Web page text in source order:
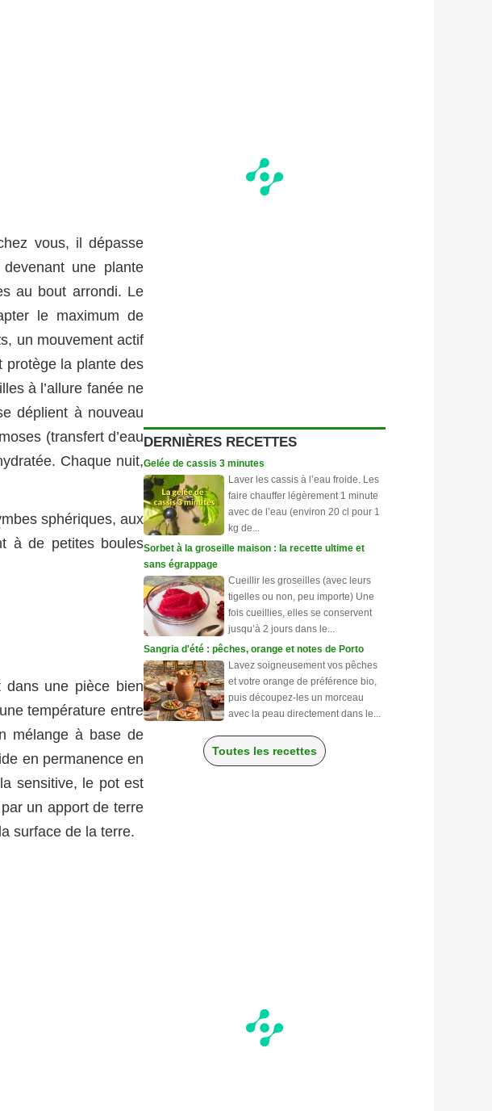
vous, il dépasse
une plante
au bout arrondi. Le
le maximum de
un mouvement actif
protège la plante des
à l’allure fanée ne
déplient à nouveau
(transfert d’eau
Chaque nuit,
sphériques, aux
à de petites boules
dans une pièce bien
température entre
mélange à base de
en permanence en
sensitive, le pot est
un apport de terre
surface de la terre.
DERNIÈRES RECETTES
Gelée de cassis 3 minutes
Laver les cassis à l’eau froide. Les
faire chauffer légèrement 1 minute
avec de l’eau (environ 20 cl pour 1
kg de...
Sorbet à la groseille maison : la recette ultime et
sans égrappage
Cueillir les groseilles (avec leurs
tigelles ou non, peu importe) Une
fois cueillies, elles se conservent
jusqu’à 2 jours dans le...
Sangria d'été : pêches, orange et notes de Porto
Lavez soigneusement vos pêches
et votre orange de préférence bio,
puis découpez-les un morceau
avec la peau directement dans le...
Toutes les recettes